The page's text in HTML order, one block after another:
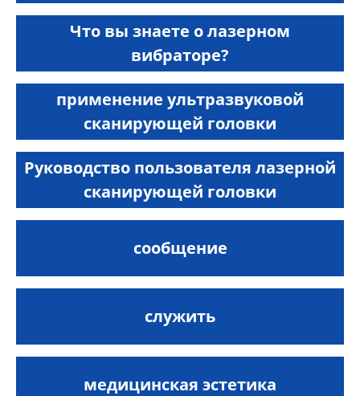
Что вы знаете о лазерном
вибраторе?
применение ультразвуковой
сканирующей головки
Руководство пользователя лазерной
сканирующей головки
сообщение
служить
медицинская эстетика